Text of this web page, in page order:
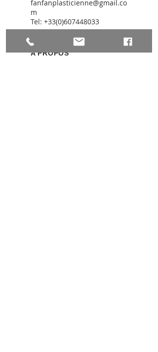
fanfanplasticienne@gmail.co
m
Tel: +33(0)607448033
A PROPOS